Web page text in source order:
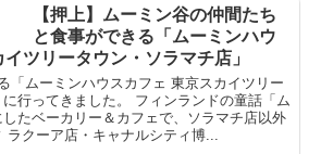
【押上】ムーミン谷の仲間たち
と食事ができる「ムーミンハウ
ツリータウン・ソラマチ店」
「ムーミンハウスカフェ 東京スカイツリー
行ってきました。 フィンランドの童話「ム
たベーカリー＆カフェで、ソラマチ店以外
ラクーア店・キャナルシティ博...